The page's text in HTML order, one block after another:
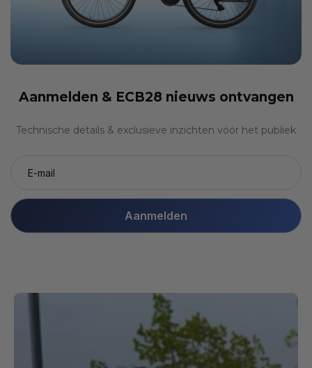
Aanmelden & ECB28 nieuws ontvangen
Technische details & exclusieve inzichten vóór het publiek
Aanmelden